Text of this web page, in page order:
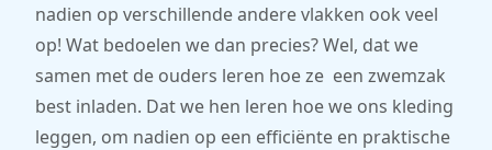
nadien op verschillende andere vlakken ook veel
op! Wat bedoelen we dan precies? Wel, dat we
samen met de ouders leren hoe ze een zwemzak
best inladen. Dat we hen leren hoe we ons kleding
leggen, om nadien op een efficiënte en praktische